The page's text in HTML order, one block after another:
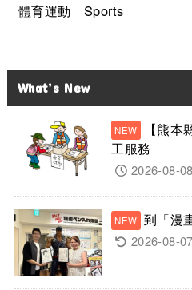
體育運動 Sports
What’s New
【熊
工服務
2026-08-08
到「漫
2026-08-07